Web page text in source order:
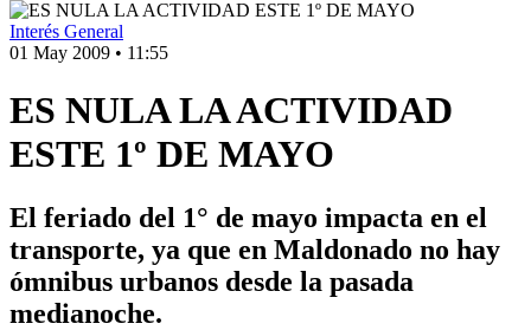
Interés General
01 May 2009 • 11:55
ES NULA LA ACTIVIDAD
ESTE 1º DE MAYO
El feriado del 1° de mayo impacta en el
transporte, ya que en Maldonado no hay
ómnibus urbanos desde la pasada
medianoche.